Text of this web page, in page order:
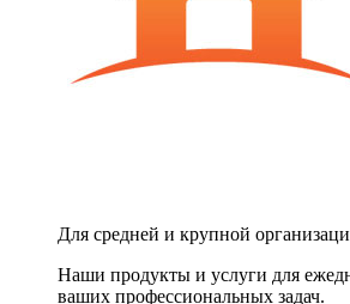
Для средней и крупной
Наши продукты и услуги для
ваших профессиональных задач.